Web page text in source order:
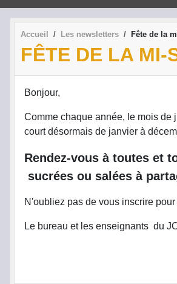
Accueil Les newsletters Fête de la
FÊTE DE LA MI-
Bonjour,
Comme chaque année, le mois de
court désormais de janvier à
Rendez-vous à toutes et
sucrées ou salées à
N'oubliez pas de vous inscrire
Le bureau et les enseignants du